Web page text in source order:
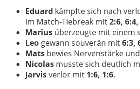
Eduard kämpfte sich nach
im Match-Tiebreak mit2:6,
Mariusüberzeugte mit einem
Leogewann souverän mit6:3,
Matsbewies Nervenstärke
Nicolasmusste sich deutlich
Jarvisverlor mit 1:6, 1:6.